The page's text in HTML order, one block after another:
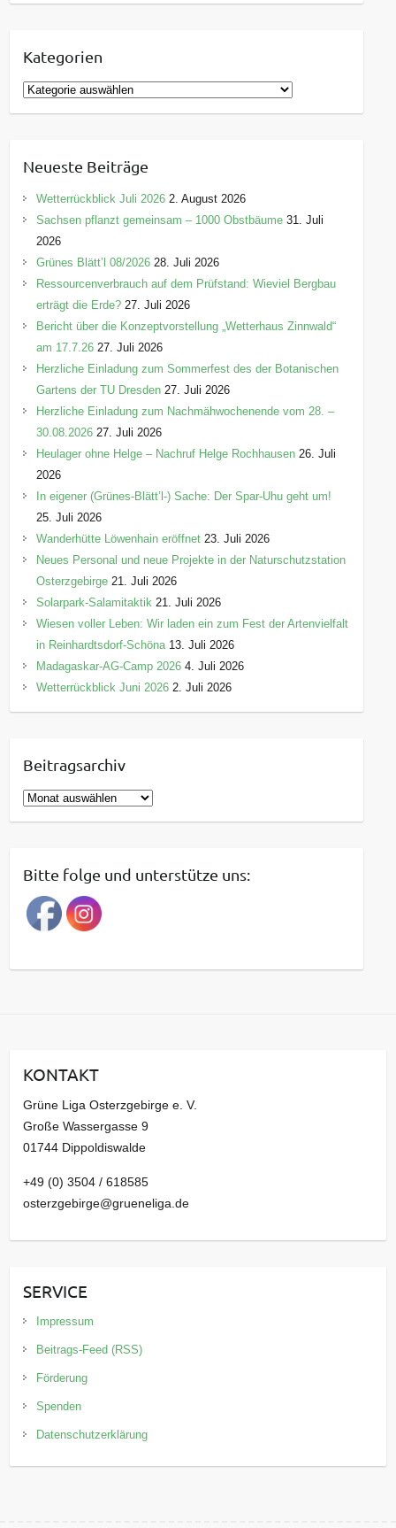
Kategorien
K
a
g
o
r
e
n
Neueste Beiträge
Wetterrückblick Juli 2026 2. August 2026
Sachsen pflanzt gemeinsam – 1000 Obstbäume 31. Juli
2026
Grünes Blätt’l 08/2026 28. Juli 2026
Ressourcenverbrauch auf dem Prüfstand: Wieviel Bergbau
erträgt die Erde? 27. Juli 2026
Bericht über die Konzeptvorstellung „Wetterhaus Zinnwald“
am 17.7.26 27. Juli 2026
Herzliche Einladung zum Sommerfest des der Botanischen
Gartens der TU Dresden 27. Juli 2026
Herzliche Einladung zum Nachmähwochenende vom 28. –
30.08.2026 27. Juli 2026
Heulager ohne Helge – Nachruf Helge Rochhausen 26. Juli
2026
In eigener (Grünes-Blätt’l-) Sache: Der Spar-Uhu geht um!
25. Juli 2026
Wanderhütte Löwenhain eröffnet 23. Juli 2026
Neues Personal und neue Projekte in der Naturschutzstation
Osterzgebirge 21. Juli 2026
Solarpark-Salamitaktik 21. Juli 2026
Wiesen voller Leben: Wir laden ein zum Fest der Artenvielfalt
in Reinhardtsdorf-Schöna 13. Juli 2026
Madagaskar-AG-Camp 2026 4. Juli 2026
Wetterrückblick Juni 2026 2. Juli 2026
Beitragsarchiv
B
e
r
a
g
a
v
Bitte folge und unterstütze uns:
KONTAKT
Grüne Liga Osterzgebirge e. V.
Große Wassergasse 9
01744 Dippoldiswalde
+49 (0) 3504 / 618585
osterzgebirge@grueneliga.de
SERVICE
Impressum
Beitrags-Feed (RSS)
Förderung
Spenden
Datenschutzerklärung